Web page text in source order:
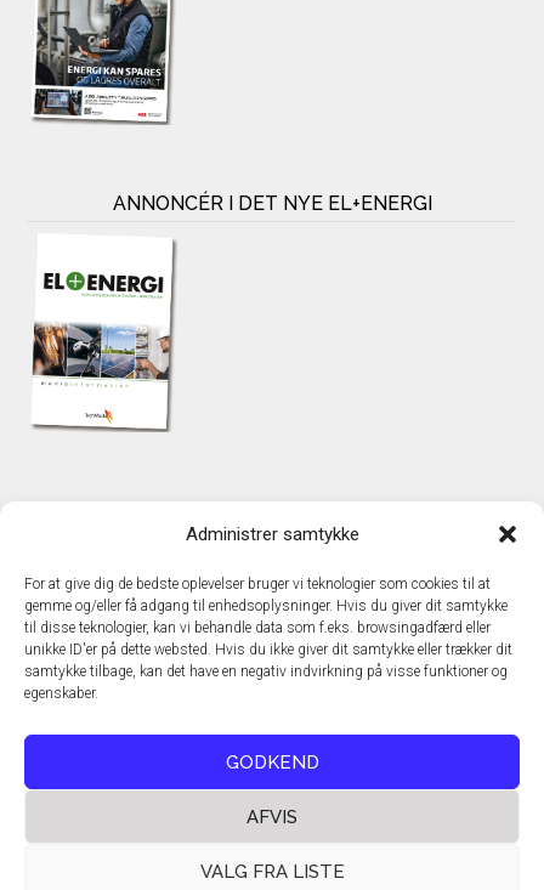
Administrer samtykke
For at give dig de bedste oplevelser bruger vi teknologier som cookies til at
gemme og/eller få adgang til enhedsoplysninger. Hvis du giver dit samtykke
til disse teknologier, kan vi behandle data som f.eks. browsingadfærd eller
unikke ID'er på dette websted. Hvis du ikke giver dit samtykke eller trækker dit
samtykke tilbage, kan det have en negativ indvirkning på visse funktioner og
egenskaber.
GODKEND
AFVIS
VALG FRA LISTE
ANNONCÉR I DET NYE EL+ENERGI
TechMedia A/S
DK – 2600 Glostrup
www.techmedia.dk
Telefon: +45 43 24 26 28
E-mail:info@techmedia.dk